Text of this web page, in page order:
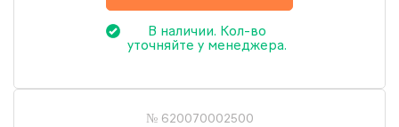
В наличии. Кол-во
уточняйте у менеджера.
№ 620070002500